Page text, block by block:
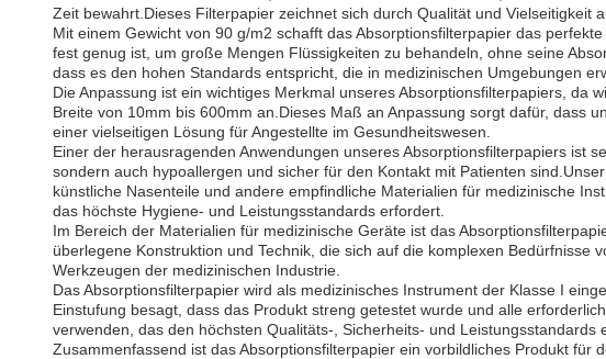
Zeit bewahrt.Dieses Filterpapier zeichnet sich durch Qualität und
Mit einem Gewicht von 90 g/m2 schafft das Absorptionsfilterpapier das
fest genug ist, um große Mengen Flüssigkeiten zu behandeln, ohne seine
dass es den hohen Standards entspricht, die in medizinischen Umgebungen
Die Anpassung ist ein wichtiges Merkmal unseres Absorptionsfilterpapiers,
Breite von 10mm bis 600mm an.Dieses Maß an Anpassung sorgt dafür, dass
einer vielseitigen Lösung für Angestellte im Gesundheitswesen.
Einer der herausragenden Anwendungen unseres Absorptionsfilterpapiers ist
sondern auch hypoallergen und sicher für den Kontakt mit Patienten
künstliche Nasenteile und andere empfindliche Materialien für medizinische
das höchste Hygiene- und Leistungsstandards erfordert.
Im Bereich der Materialien für medizinische Geräte ist das
überlegene Konstruktion und Technik, die sich auf die komplexen
Werkzeugen der medizinischen Industrie.
Das Absorptionsfilterpapier wird als medizinisches Instrument der Klasse I
Einstufung besagt, dass das Produkt streng getestet wurde und alle
verwenden, das den höchsten Qualitäts-, Sicherheits- und Leistungsstandards
Zusammenfassend ist das Absorptionsfilterpapier ein vorbildliches Produkt